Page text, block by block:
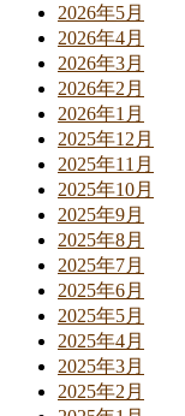
2026年5月
2026年4月
2026年3月
2026年2月
2026年1月
2025年12月
2025年11月
2025年10月
2025年9月
2025年8月
2025年7月
2025年6月
2025年5月
2025年4月
2025年3月
2025年2月